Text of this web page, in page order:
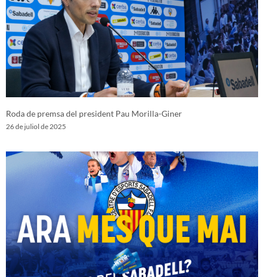
Roda de premsa del president Pau Morilla-Giner
26 de juliol de 2025